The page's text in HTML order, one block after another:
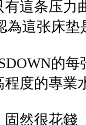
這条压力
為這张床垫
的
度的專業
固然很花錢